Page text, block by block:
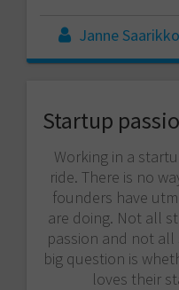
Janne Saarikko
Startup
Working in a
ride. There is no
founders have
are doing. Not all
passion and not
big question is
loves their